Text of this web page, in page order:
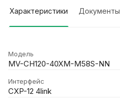
Характеристики Документы
Модель
MV-CH120-40XM-M58S-NN
Интерфейс
CXP-12 4link